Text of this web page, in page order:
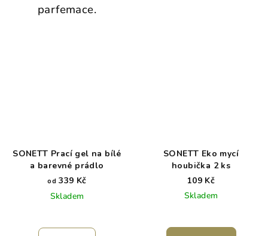
parfemace.
SONETT Prací gel na bílé
a barevné prádlo
od 339 Kč
Skladem
SONETT Eko mycí
houbička 2 ks
109 Kč
Skladem